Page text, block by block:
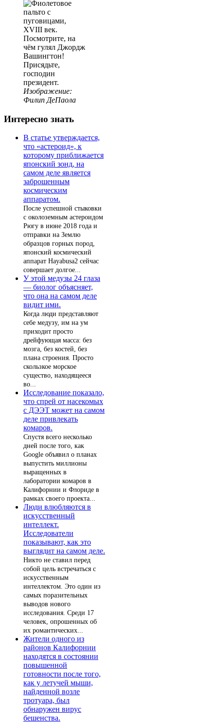
Посмотрите, на
чём гулял Джордж
Вашингтон!
Присядьте,
господин
президент.
Изображение:
Филип ДеПаола
Интересно знать
В статье утверждается,
что «астероид», к
которому приближается
японский зонд, на
самом деле является
заброшенным
космическим
аппаратом.
После успешной стыковки
с околоземным астероидом
Рюгу в июне 2018 года и
отправки на Землю
образцов горных пород,
японский космический
аппарат Hayabusa2 сейчас
совершает долгое...
У этой медузы 24 глаза
— биолог объясняет,
что она на самом деле
видит ими.
Когда люди представляют
себе медузу, им на ум
приходит просто
дрейфующая масса: без
мозга, без костей, без
плана строения. Просто
скользкое морское
существо, находящееся
во...
Исследование показало,
что спрей от насекомых
с ДЭЭТ может на самом
деле привлекать
комаров.
Спустя всего несколько
дней после того, как
Google объявил о планах
выпустить миллионы
выращенных в
лаборатории комаров в
Калифорнии и Флориде в
рамках своего проекта...
Люди влюбляются в
искусственный
интеллект.
Исследователи
показывают, как это
выглядит на самом деле.
Никто не ставил перед
собой цель встречаться с
искусственным
интеллектом. Это один из
самых поразительных
выводов нового
исследования. Среди 17
человек, опрошенных об
их романтических...
Жители одного из
районов Калифорнии
находятся в состоянии
повышенной
готовности после того,
как у летучей мыши,
найденной возле
тротуара, был
обнаружен вирус
бешенства.